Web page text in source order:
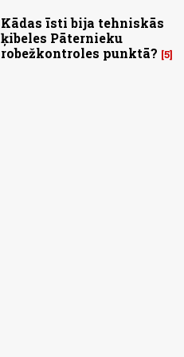
Kādas īsti bija tehniskās
ķibeles Pāternieku
robežkontroles punktā? 5